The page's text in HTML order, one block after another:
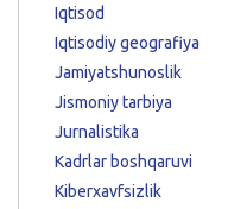
Iqtisod
Iqtisodiy geografiya
Jamiyatshunoslik
Jismoniy tarbiya
Jurnalistika
Kadrlar boshqaruvi
Kiberxavfsizlik